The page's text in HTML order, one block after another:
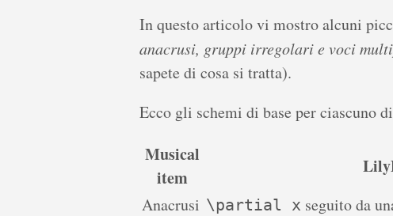
In questo articolo vi mostro alcuni
anacrusi, gruppi irregolari e voci
sapete di cosa si tratta).
Ecco gli schemi di base per ciascuno
Musical
item
Anacrusi \partial x seguito da